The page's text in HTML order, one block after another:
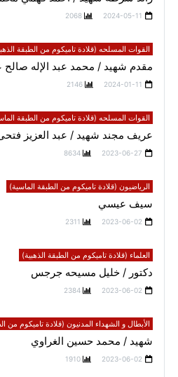
2024-05-11
2068
القوات المسلحه (قلادة تاميكوم من الطبقة
مقدم شهيد / محمد عبد الإله صالح
2024-01-11
2146
القوات المسلحه (قلادة تاميكوم من الطبقة
عريف مجند شهيد / عبد العزيز فتحى
2023-06-27
8634
الرياضيون (قلادة تاميكوم من الطبقة الماسية)
سيف عيسي
2023-06-02
2311
العلماء (قلادة تاميكوم من الطبقة الذهبية)
دكتور / خليل مسيحه جرجس
2023-06-02
2384
الأبطال و الشهداء المدنيون (قلادة تاميكوم من
شهيد / محمد حسين الغراوي
2023-06-02
1910